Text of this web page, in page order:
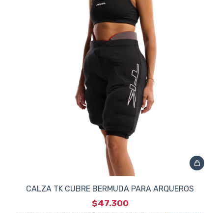
CALZA TK CUBRE BERMUDA PARA ARQUEROS
$47.300